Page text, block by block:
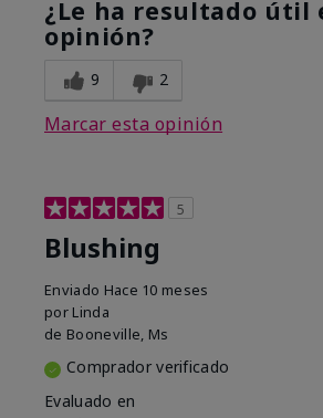
¿Le ha resultado útil
opinión?
9 2
Marcar esta opinión
5
Blushing
Enviado Hace 10 meses
por Linda
de Booneville, Ms
Comprador verificado
Evaluado en